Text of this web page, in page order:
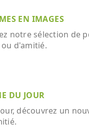
EN IMAGES
notre sélection de
d'amitié.
DU JOUR
découvrez un